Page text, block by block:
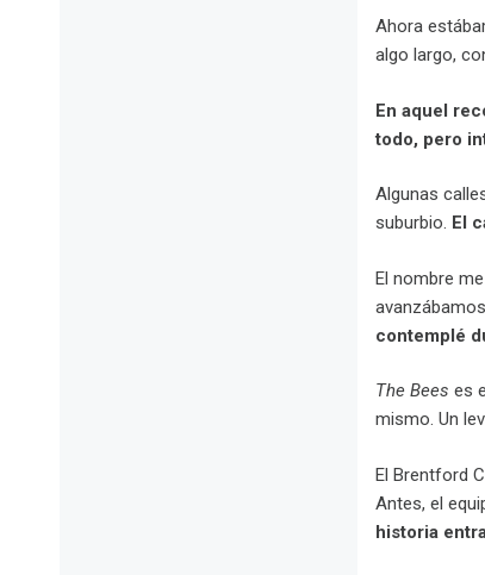
Ahora
algo largo,
En aquel
todo, pero
Algunas
suburbio. El
El nombre
contemplé
The Bees es
mismo. Un
El Brentford
Antes, el
historia